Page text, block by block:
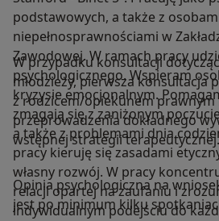
podstawowych, a także z
niepełnosprawnościami w
Zawodowej. W ramach pracy
psychologicznego. Wspieram
kryzysie emocjonalnym.
zmagają się z zaniżonym
a także z problemami dnia
pracy kieruję się zasadami
własny rozwój. W pracy
relacji opartej na zaufaniu i
indywidualnym podejściu do
W przypadku konsultacji
młodzieży, pierwsza konsultacja
z rodzicem/opiekunem prawnym
przeprowadzenia dokładnego
wstępnej strategii terapeutycznej.
Opinia psychologiczna na
jest po minimum kilku